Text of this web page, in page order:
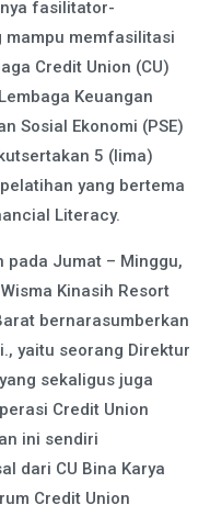
fasilitator-
memfasilitasi
Credit Union (CU)
Keuangan
Sosial Ekonomi (PSE)
5 (lima)
yang bertema
Literacy.
pada Jumat – Minggu,
Kinasih Resort
bernarasumberkan
yaitu seorang Direktur
sekaligus juga
Credit Union
ini sendiri
dari CU Bina Karya
Credit Union